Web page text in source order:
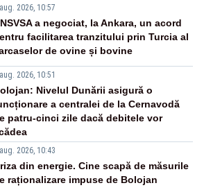
2026, 10:57
a negociat, la Ankara, un acord
facilitarea tranzitului prin Turcia al
de ovine și bovine
2026, 10:51
Nivelul Dunării asigură o
a centralei de la Cernavodă
patru-cinci zile dacă debitele vor
2026, 10:43
din energie. Cine scapă de măsurile
raționalizare impuse de Bolojan